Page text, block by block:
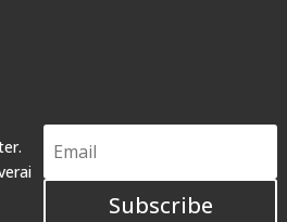
Subscribe